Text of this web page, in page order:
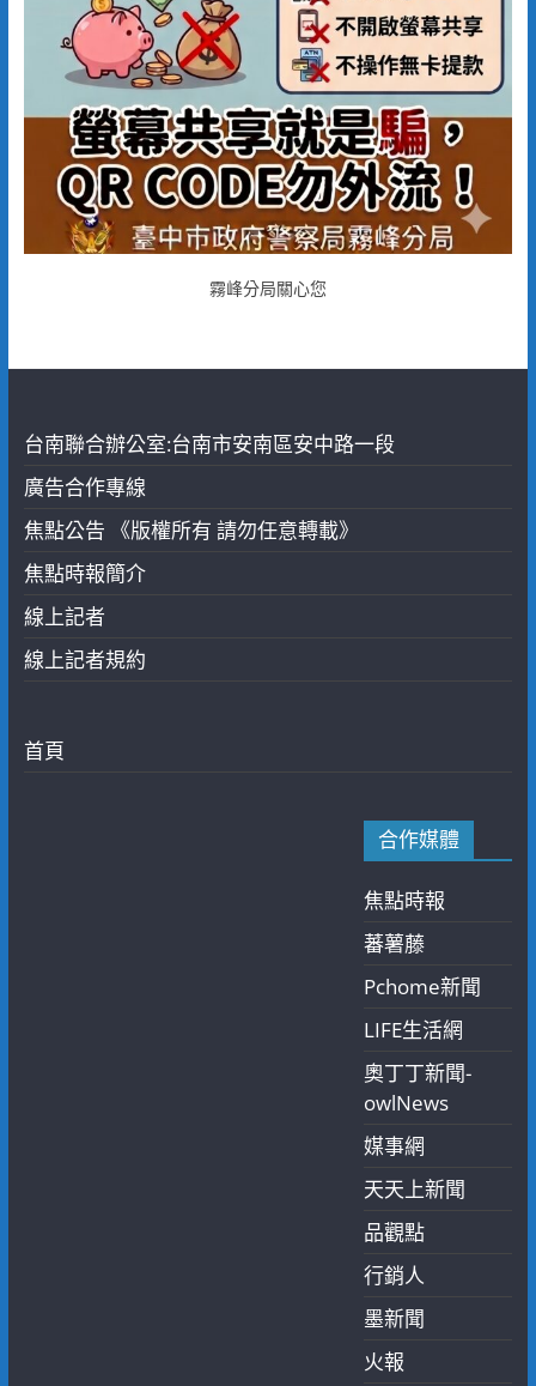
霧峰分局關心您
台南聯合辦公室:台南市安南區安中路一段
廣告合作專線
焦點公告 《版權所有 請勿任意轉載》
焦點時報簡介
線上記者
線上記者規約
首頁
合作媒體
焦點時報
蕃薯藤
Pchome新聞
LIFE生活網
奧丁丁新聞-
owlNews
媒事網
天天上新聞
品觀點
行銷人
墨新聞
火報